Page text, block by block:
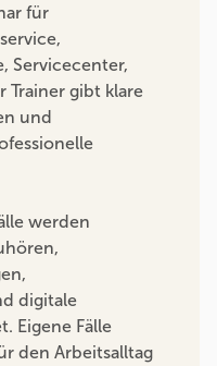
für
Servicecenter,
Trainer gibt klare
und
werden
digitale
Eigene Fälle
den Arbeitsalltag